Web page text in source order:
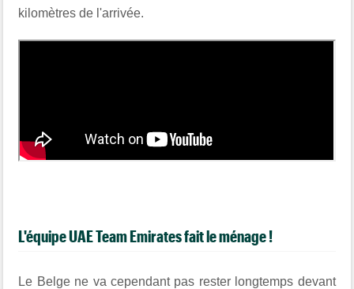
kilomètres de l'arrivée.
L'équipe UAE Team Emirates fait le ménage !
Le Belge ne va cependant pas rester longtemps devant